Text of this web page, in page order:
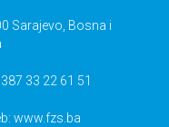
Sarajevo, Bosna i
33 22 61 51
www.fzs.ba